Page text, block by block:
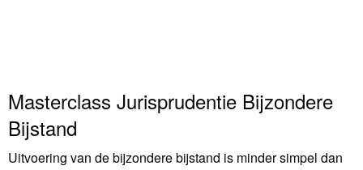
Masterclass Jurisprudentie Bijzondere
Bijstand
Uitvoering van de bijzondere bijstand is minder simpel dan